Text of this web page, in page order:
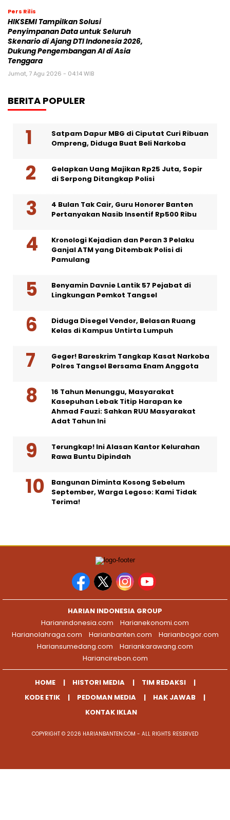
Pers Rilis
HIKSEMI Tampilkan Solusi
Penyimpanan Data untuk Seluruh
Skenario di Ajang DTI Indonesia 2026,
Dukung Pengembangan AI di Asia
Tenggara
Jumat, 7 Agu 2026 - 04:14 WIB
BERITA POPULER
Satpam Dapur MBG di Ciputat Curi Ribuan
Ompreng, Diduga Buat Beli Narkoba
Gelapkan Uang Majikan Rp25 Juta, Sopir
di Serpong Ditangkap Polisi
4 Bulan Tak Cair, Guru Honorer Banten
Pertanyakan Nasib Insentif Rp500 Ribu
Kronologi Kejadian dan Peran 3 Pelaku
Ganjal ATM yang Ditembak Polisi di
Pamulang
Benyamin Davnie Lantik 57 Pejabat di
Lingkungan Pemkot Tangsel
Diduga Disegel Vendor, Belasan Ruang
Kelas di Kampus Untirta Lumpuh
Geger! Bareskrim Tangkap Kasat Narkoba
Polres Tangsel Bersama Enam Anggota
16 Tahun Menunggu, Masyarakat
Kasepuhan Lebak Titip Harapan ke
Ahmad Fauzi: Sahkan RUU Masyarakat
Adat Tahun Ini
Terungkap! Ini Alasan Kantor Kelurahan
Rawa Buntu Dipindah
Bangunan Diminta Kosong Sebelum
September, Warga Legoso: Kami Tidak
Terima!
HARIAN INDONESIA GROUP
Harianindonesia.com
Harianekonomi.com
Harianolahraga.com
Harianbanten.com
Harianbogor.com
Hariansumedang.com
Hariankarawang.com
Hariancirebon.com
HOME HISTORI MEDIA
TIM REDAKSI
KODE ETIK
PEDOMAN MEDIA
HAK JAWAB
KONTAK IKLAN
COPYRIGHT © 2026 HARIANBANTEN.COM - ALL RIGHTS RESERVED